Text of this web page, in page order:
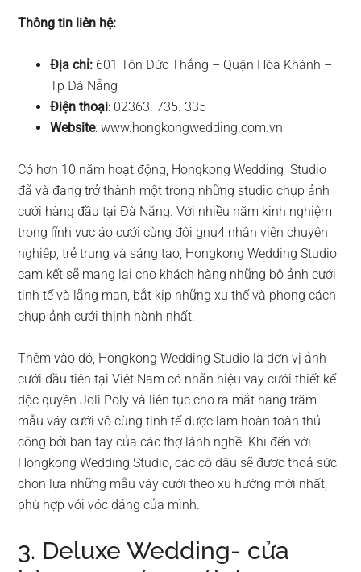
Thông tin liên hệ:
Địa chỉ: 601 Tôn Đức Thắng – Quận Hòa Khánh –
Tp Đà Nẵng
Điện thoại: 02363. 735. 335
Website: www.hongkongwedding.com.vn
Có hơn 10 năm hoạt động, Hongkong Wedding Studio
đã và đang trở thành một trong những studio chụp ảnh
cưới hàng đầu tại Đà Nẵng. Với nhiều năm kinh nghiệm
trong lĩnh vực áo cưới cùng đội gnu4 nhân viên chuyên
nghiệp, trẻ trung và sáng tạo, Hongkong Wedding Studio
cam kết sẽ mang lại cho khách hàng những bộ ảnh cưới
tinh tế và lãng mạn, bắt kịp những xu thế và phong cách
chụp ảnh cưới thịnh hành nhất.
Thêm vào đó, Hongkong Wedding Studio là đơn vị ảnh
cưới đầu tiên tại Việt Nam có nhãn hiệu váy cưới thiết kế
độc quyền Joli Poly và liên tục cho ra mắt hàng trăm
mẫu váy cưới vô cùng tinh tế được làm hoàn toàn thủ
công bởi bàn tay của các thợ lành nghề. Khi đến với
Hongkong Wedding Studio, các cô dâu sẽ đươc thoả sức
chọn lựa những mẫu váy cưới theo xu hướng mới nhất,
phù hợp với vóc dáng của mình.
3. Deluxe Wedding- cửa